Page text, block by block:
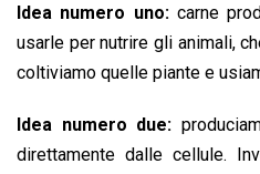
Idea numero uno:carne
usarle per nutrire gli animali,
coltiviamo quelle piante e
Idea numero due:
direttamente dalle cellule.